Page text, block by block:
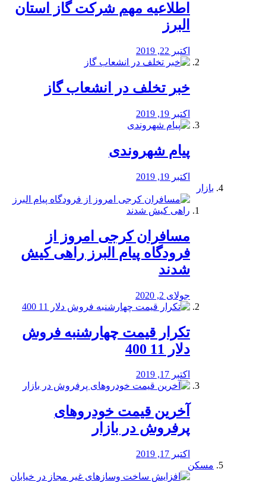
️اطلاعیه مهم شرکت گاز استان
البرز
اکتبر 22, 2019
خبر تخلف در انشعاب گاز
اکتبر 19, 2019
پیام شهروندی
اکتبر 19, 2019
بازار
مسافران کرجی امروز از
فرودگاه پیام البرز راهی کیش
شدند
جولای 2, 2020
تکرار قیمت چهارشنبه فروش
دلار 11 400
اکتبر 17, 2019
آخرین قیمت خودرو‌های
پرفروش در بازار
اکتبر 17, 2019
مسکن